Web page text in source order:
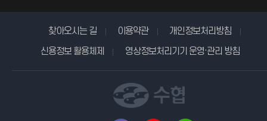
찾아오시는 길 이용약관
개인정보처리방침
신용정보 활용체제
영상정보처리기기 운영·관리 방침